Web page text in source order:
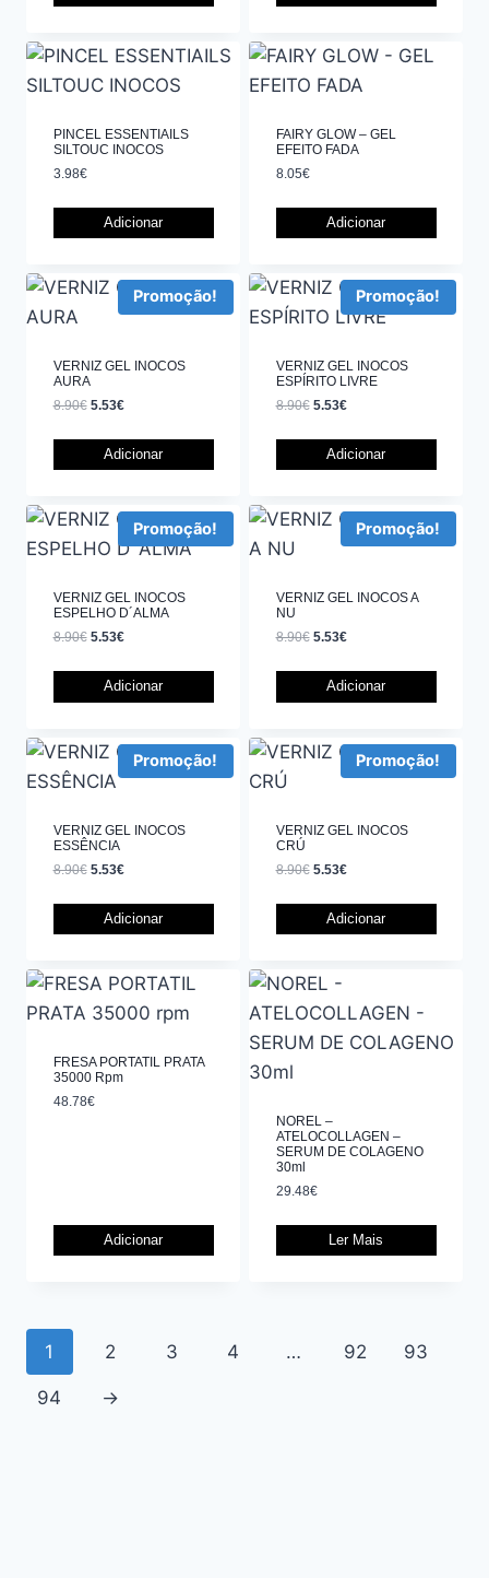
PINCEL ESSENTIAILS
SILTOUC INOCOS
3.98€
Adicionar
FAIRY GLOW – GEL
EFEITO FADA
8.05€
Adicionar
Promoção!
VERNIZ GEL INOCOS
AURA
8.90€ 5.53€
Adicionar
Promoção!
VERNIZ GEL INOCOS
ESPÍRITO LIVRE
8.90€ 5.53€
Adicionar
Promoção!
VERNIZ GEL INOCOS
ESPELHO D´ALMA
8.90€ 5.53€
Adicionar
Promoção!
VERNIZ GEL INOCOS A
NU
8.90€ 5.53€
Adicionar
Promoção!
VERNIZ GEL INOCOS
ESSÊNCIA
8.90€ 5.53€
Adicionar
Promoção!
VERNIZ GEL INOCOS
CRÚ
8.90€ 5.53€
Adicionar
FRESA PORTATIL PRATA
35000 Rpm
48.78€
Adicionar
NOREL –
ATELOCOLLAGEN –
SERUM DE COLAGENO
30ml
29.48€
Ler Mais
1 2 3 4 … 92 93
94 →